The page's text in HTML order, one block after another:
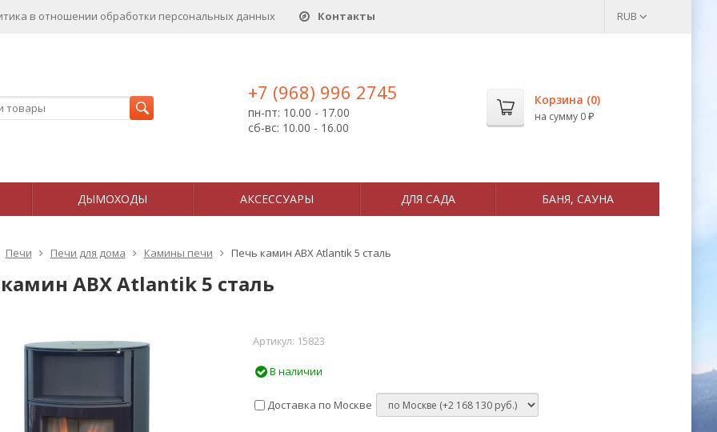
в отношении обработки персональных данныx Контакты RUB
+7 (968) 996 2745
пн-пт: 10.00 - 17.00
сб-вс: 10.00 - 16.00
Корзина (0)
на сумму 0 ₽
ДЫМОХОДЫ АКСЕССУАРЫ ДЛЯ САДА БАНЯ, САУНА
Печи Печи для дома Камины печи Печь камин ABX Atlantik 5 сталь
ABX Atlantik 5 сталь
Артикул: 15823
В наличии
Доставка по Москве